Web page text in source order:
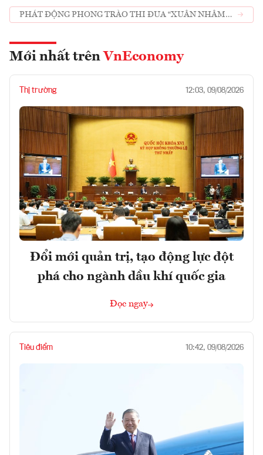
PHÁT ĐỘNG PHONG TRÀO THI ĐUA “XUÂN NHÂM
Mới nhất trên VnEconomy
Thị trường 12:03, 09/08/2026
Đổi mới quản trị, tạo động lực đột
phá cho ngành dầu khí quốc gia
Đọc ngay
Tiêu điểm 10:42, 09/08/2026